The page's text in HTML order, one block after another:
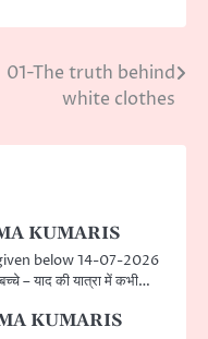
01-The truth behind
white clothes
KUMARIS
below 14-07-2026
– याद की यात्रा में कभी…
KUMARIS